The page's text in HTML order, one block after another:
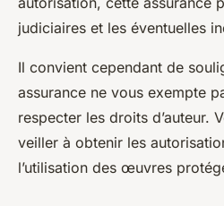
judiciaires et les éventuelles
Il convient cependant de
assurance ne vous exempte
respecter les droits d’auteur.
veiller à obtenir les
l’utilisation des œuvres